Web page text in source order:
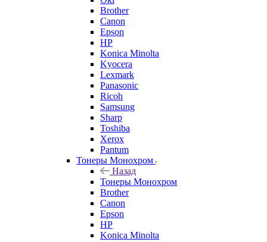
Brother
Canon
Epson
HP
Konica Minolta
Kyocera
Lexmark
Panasonic
Ricoh
Samsung
Sharp
Toshiba
Xerox
Pantum
Тонеры Монохром
Назад
Тонеры Монохром
Brother
Canon
Epson
HP
Konica Minolta